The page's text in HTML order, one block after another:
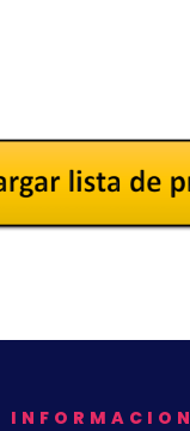
INFORMACION